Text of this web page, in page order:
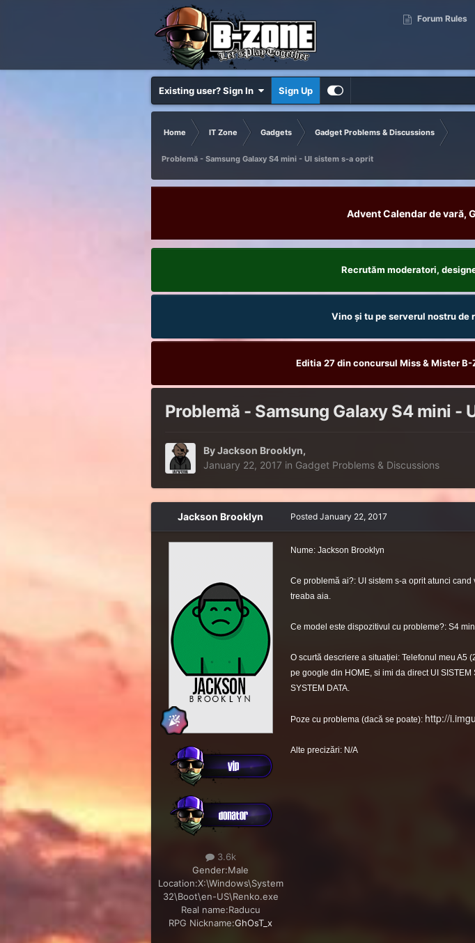
Forum Rules
Existing user? Sign In Sign Up
Home IT Zone Gadgets Gadget Problems & Discussions
Problemă - Samsung Galaxy S4 mini - UI sistem s-a oprit
Advent Calendar de vară,
Recrutăm moderatori,
Vino și tu pe serverul nostru
Editia 27 din concursul Miss & Mister
Problemă - Samsung Galaxy S4 mini -
ByJackson Brooklyn,
January 22, 2017 in Gadget Problems & Discussions
Jackson Brooklyn
3.6k
Gender:Male
Location:X:\Windows\System
32\Boot\en-US\Renko.exe
Real name:Raducu
RPG Nickname:GhOsT_x
Posted January 22, 2017
Nume: Jackson Brooklyn
Ce problemă ai?: UI sistem s-a oprit atunci
treaba aia.
Ce model este dispozitivul cu probleme?: S4
O scurtă descriere a situației: Telefonul meu A5
pe google din HOME, si imi da direct UI SISTEM
SYSTEM DATA.
Poze cu problema (dacă se poate): http://
Alte precizări: N/A